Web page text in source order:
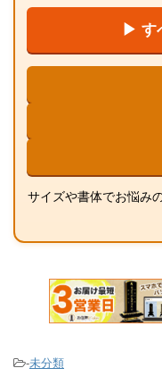
▶ す
サイズや書体でお悩み
-未分類